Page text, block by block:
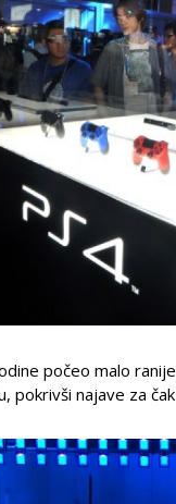
počeo malo
pokrivši najave za